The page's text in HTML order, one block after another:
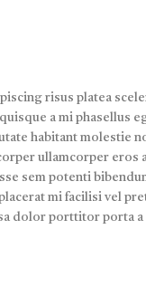
risus platea
a mi phasellus
habitant molestie
ullamcorper eros
sem potenti
mi facilisi vel
dolor porttitor porta